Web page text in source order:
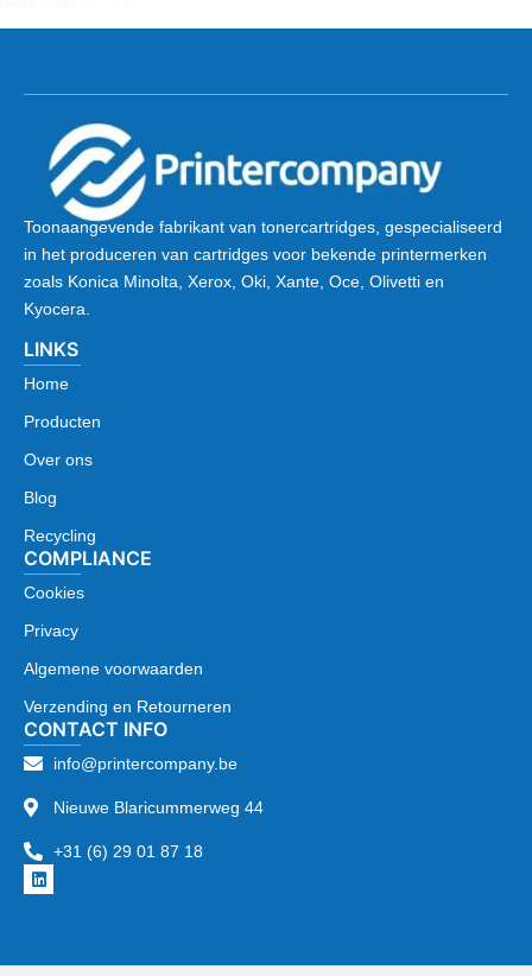
Toonaangevende fabrikant van tonercartridges, gespecialiseerd
in het produceren van cartridges voor bekende printermerken
zoals Konica Minolta, Xerox, Oki, Xante, Oce, Olivetti en
Kyocera.
LINKS
Home
Producten
Over ons
Blog
Recycling
COMPLIANCE
Cookies
Privacy
Algemene voorwaarden
Verzending en Retourneren
CONTACT INFO
info@printercompany.be
Nieuwe Blaricummerweg 44
+31 (6) 29 01 87 18